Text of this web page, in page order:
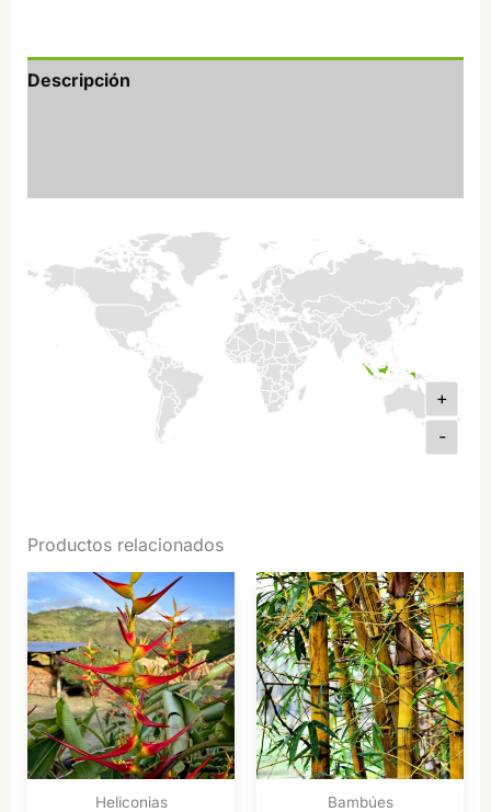
Descripción
+
-
Productos relacionados
Heliconias Bambúes